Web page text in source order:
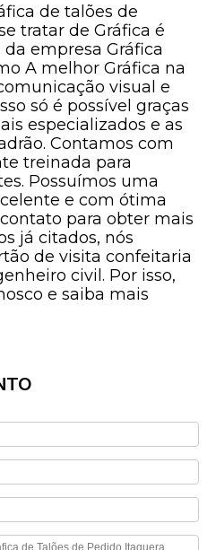
de talões de
tratar de Gráfica é
empresa Gráfica
A melhor Gráfica na
visual e
só é possível graças
especializados e as
Contamos com
treinada para
Possuímos uma
e com ótima
para obter mais
já citados, nós
de visita confeitaria
civil. Por isso,
e saiba mais